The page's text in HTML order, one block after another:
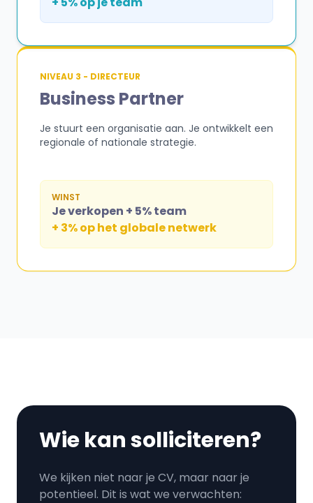
NIVEAU 3 - DIRECTEUR
Business Partner
Je stuurt een organisatie aan. Je ontwikkelt een
regionale of nationale strategie.
WINST
Je verkopen + 5% team
+ 3% op het globale netwerk
Wie kan solliciteren?
We kijken niet naar je CV, maar naar je
potentieel. Dit is wat we verwachten: